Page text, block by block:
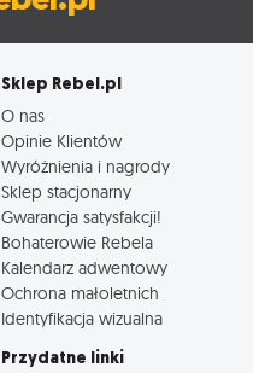
Sklep Rebel.pl
O nas
Opinie Klientów
Wyróżnienia i nagrody
Sklep stacjonarny
Gwarancja satysfakcji!
Bohaterowie Rebela
Kalendarz adwentowy
Ochrona małoletnich
Identyfikacja wizualna
Przydatne linki